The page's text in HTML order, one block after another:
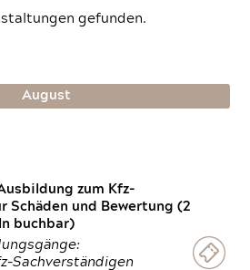
gefunden.
August
zum Kfz-
Schäden und Bewertung (2
buchbar)
Sachverständigen